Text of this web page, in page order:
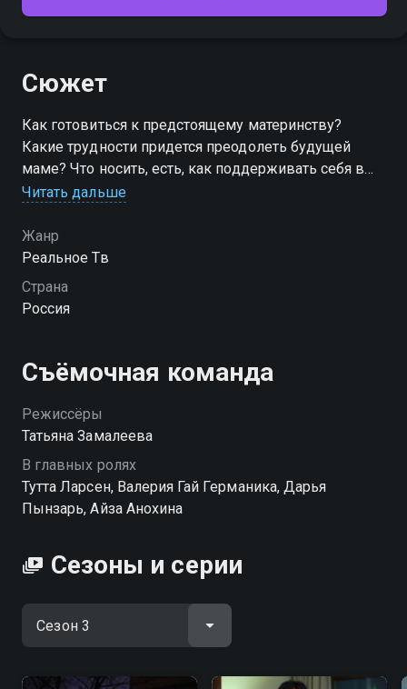
Сюжет
Как готовиться к предстоящему материнству?
Какие трудности придется преодолеть будущей
маме? Что носить, есть, как поддерживать себя в
форме и как сделать, чтобы переживания не
женщины? Об этом – в реалити-шоу для будущих
мам.
Посмотреть онлайн 3 сезон сериала Беременные
Читать дальше
Жанр
Реальное Тв
Страна
Россия
Съёмочная команда
Режиссёры
Татьяна Замалеева
В главных ролях
Тутта Ларсен, Валерия Гай Германика, Дарья
Пынзарь, Айза Анохина
Сезоны и серии